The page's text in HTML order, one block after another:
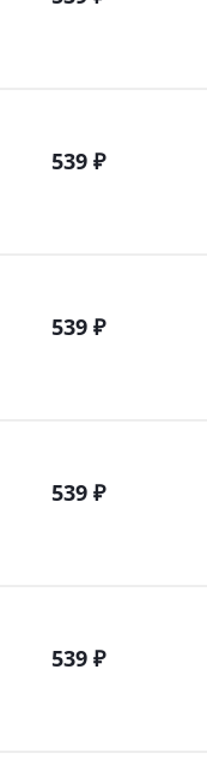
539 ₽
539 ₽
539 ₽
539 ₽